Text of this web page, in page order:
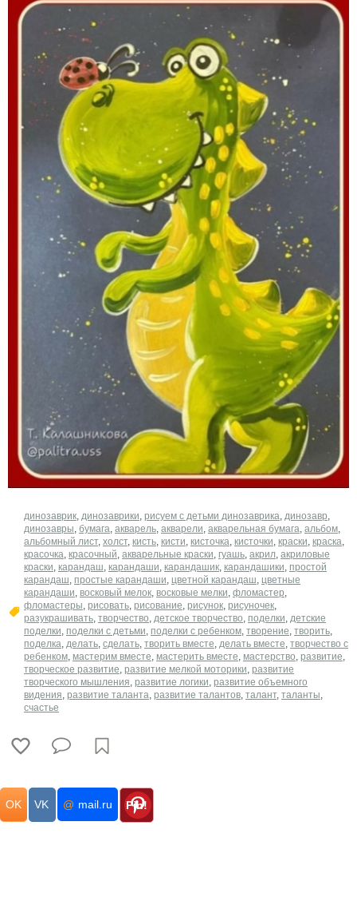
​динозаврик, динозаврики, рисуем с детьми динозаврика, динозавр,
динозавры, бумага, акварель, акварели, акварельная бумага, альбом,
альбомный лист, холст, кисть, кисти, кисточка, кисточки, краски, краска,
красочка, красочный, акварельные краски, гуашь, акрил, акриловые
краски, карандаш, карандаши, карандашик, карандашики, простой
карандаш, простые карандаши, цветной карандаш, цветные
карандаши, восковый мелок, восковые мелки, фломастер,
фломастеры, рисовать, рисование, рисунок, рисуночек,
разукрашивать, творчество, детское творчество, поделки, детские
поделки, поделки с детьми, поделки с ребенком, творение, творить,
поделка, делать, сделать, творить вместе, делать вместе, творчество с
ребенком, мастерим вместе, мастерить вместе, мастерство, развитие,
творческое развитие, развитие мелкой моторики, развитие
творческого мышления, развитие логики, развитие объемного
видения, развитие таланта, развитие талантов, талант, таланты,
счастье
OK VK @ mail.ru Pin!